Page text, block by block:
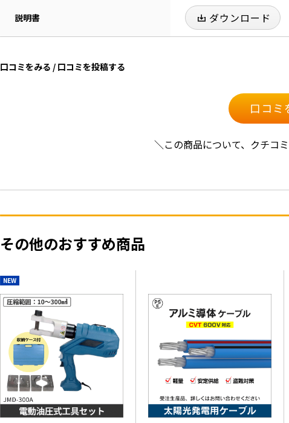
説明書 ダウンロード
口コミをみる / 口コミを投稿する
口コミ
＼この商品について、クチコ
その他のおすすめ商品
NEW